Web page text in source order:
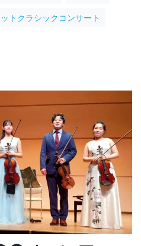
トクラシックコンサート